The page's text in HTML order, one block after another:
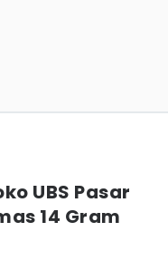
UBS Pasar
14 Gram